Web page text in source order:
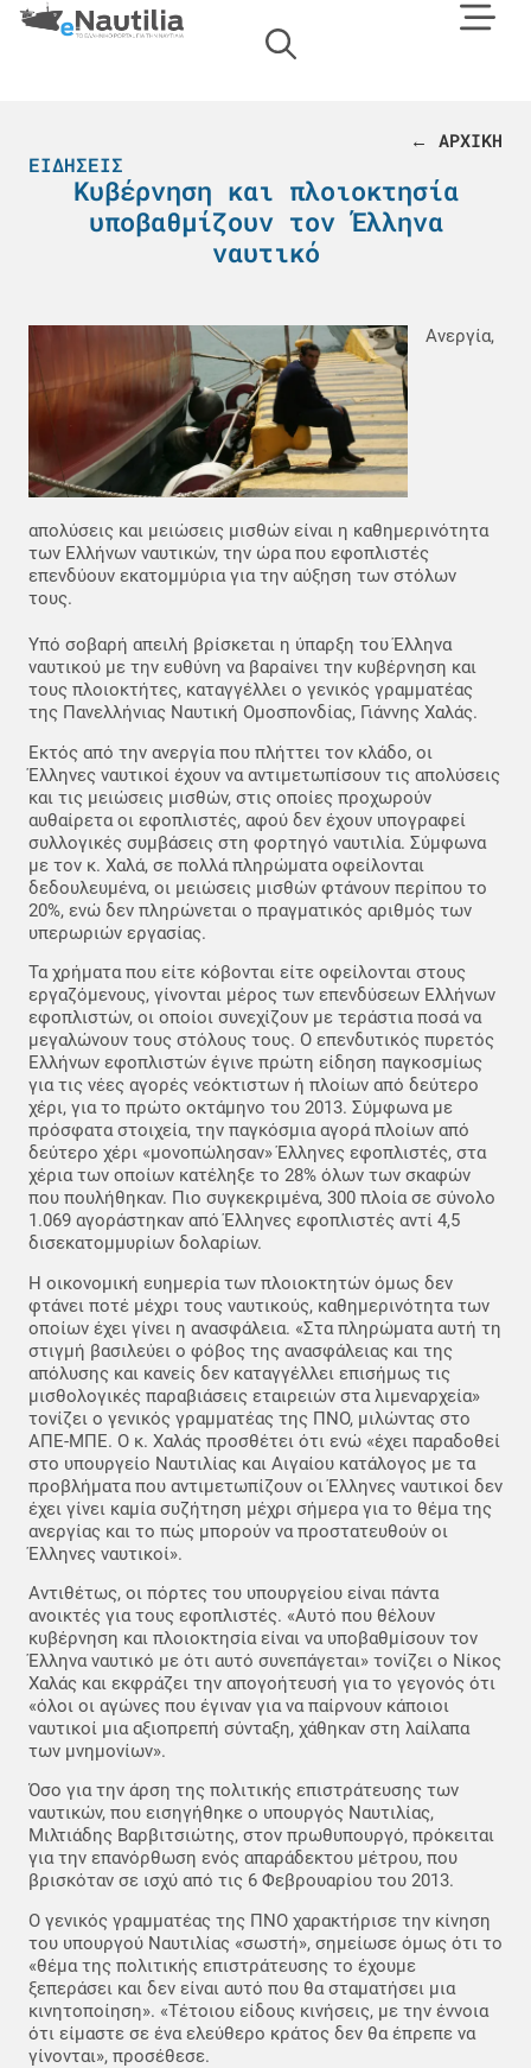
← ΑΡΧΙΚΗ
ΕΙΔΉΣΕΙΣ
Κυβέρνηση και πλοιοκτησία
υποβαθμίζουν τον Έλληνα
ναυτικό
Ανεργία,
απολύσεις και μειώσεις μισθών είναι η καθημερινότητα
των Ελλήνων ναυτικών, την ώρα που εφοπλιστές
επενδύουν εκατομμύρια για την αύξηση των στόλων
τους.
Υπό σοβαρή απειλή βρίσκεται η ύπαρξη του Έλληνα
ναυτικού με την ευθύνη να βαραίνει την κυβέρνηση και
τους πλοιοκτήτες, καταγγέλλει ο γενικός γραμματέας
της Πανελλήνιας Ναυτική Ομοσπονδίας, Γιάννης Χαλάς.
Εκτός από την ανεργία που πλήττει τον κλάδο, οι
Έλληνες ναυτικοί έχουν να αντιμετωπίσουν τις απολύσεις
και τις μειώσεις μισθών, στις οποίες προχωρούν
αυθαίρετα οι εφοπλιστές, αφού δεν έχουν υπογραφεί
συλλογικές συμβάσεις στη φορτηγό ναυτιλία. Σύμφωνα
με τον κ. Χαλά, σε πολλά πληρώματα οφείλονται
δεδουλευμένα, οι μειώσεις μισθών φτάνουν περίπου το
20%, ενώ δεν πληρώνεται ο πραγματικός αριθμός των
υπερωριών εργασίας.
Τα χρήματα που είτε κόβονται είτε οφείλονται στους
εργαζόμενους, γίνονται μέρος των επενδύσεων Ελλήνων
εφοπλιστών, οι οποίοι συνεχίζουν με τεράστια ποσά να
μεγαλώνουν τους στόλους τους. Ο επενδυτικός πυρετός
Ελλήνων εφοπλιστών έγινε πρώτη είδηση παγκοσμίως
για τις νέες αγορές νεόκτιστων ή πλοίων από δεύτερο
χέρι, για το πρώτο οκτάμηνο του 2013. Σύμφωνα με
πρόσφατα στοιχεία, την παγκόσμια αγορά πλοίων από
δεύτερο χέρι «μονοπώλησαν» Έλληνες εφοπλιστές, στα
χέρια των οποίων κατέληξε το 28% όλων των σκαφών
που πουλήθηκαν. Πιο συγκεκριμένα, 300 πλοία σε σύνολο
1.069 αγοράστηκαν από Έλληνες εφοπλιστές αντί 4,5
δισεκατομμυρίων δολαρίων.
Η οικονομική ευημερία των πλοιοκτητών όμως δεν
φτάνει ποτέ μέχρι τους ναυτικούς, καθημερινότητα των
οποίων έχει γίνει η ανασφάλεια. «Στα πληρώματα αυτή τη
στιγμή βασιλεύει ο φόβος της ανασφάλειας και της
απόλυσης και κανείς δεν καταγγέλλει επισήμως τις
μισθολογικές παραβιάσεις εταιρειών στα λιμεναρχεία»
τονίζει ο γενικός γραμματέας της ΠΝΟ, μιλώντας στο
ΑΠΕ-ΜΠΕ. Ο κ. Χαλάς προσθέτει ότι ενώ «έχει παραδοθεί
στο υπουργείο Ναυτιλίας και Αιγαίου κατάλογος με τα
προβλήματα που αντιμετωπίζουν οι Έλληνες ναυτικοί δεν
έχει γίνει καμία συζήτηση μέχρι σήμερα για το θέμα της
ανεργίας και το πώς μπορούν να προστατευθούν οι
Έλληνες ναυτικοί».
Αντιθέτως, οι πόρτες του υπουργείου είναι πάντα
ανοικτές για τους εφοπλιστές. «Αυτό που θέλουν
κυβέρνηση και πλοιοκτησία είναι να υποβαθμίσουν τον
Έλληνα ναυτικό με ότι αυτό συνεπάγεται» τονίζει ο Νίκος
Χαλάς και εκφράζει την απογοήτευσή για το γεγονός ότι
«όλοι οι αγώνες που έγιναν για να παίρνουν κάποιοι
ναυτικοί μια αξιοπρεπή σύνταξη, χάθηκαν στη λαίλαπα
των μνημονίων».
Όσο για την άρση της πολιτικής επιστράτευσης των
ναυτικών, που εισηγήθηκε ο υπουργός Ναυτιλίας,
Μιλτιάδης Βαρβιτσιώτης, στον πρωθυπουργό, πρόκειται
για την επανόρθωση ενός απαράδεκτου μέτρου, που
βρισκόταν σε ισχύ από τις 6 Φεβρουαρίου του 2013.
Ο γενικός γραμματέας της ΠΝΟ χαρακτήρισε την κίνηση
του υπουργού Ναυτιλίας «σωστή», σημείωσε όμως ότι το
«θέμα της πολιτικής επιστράτευσης το έχουμε
ξεπεράσει και δεν είναι αυτό που θα σταματήσει μια
κινητοποίηση». «Τέτοιου είδους κινήσεις, με την έννοια
ότι είμαστε σε ένα ελεύθερο κράτος δεν θα έπρεπε να
γίνονται», προσέθεσε.